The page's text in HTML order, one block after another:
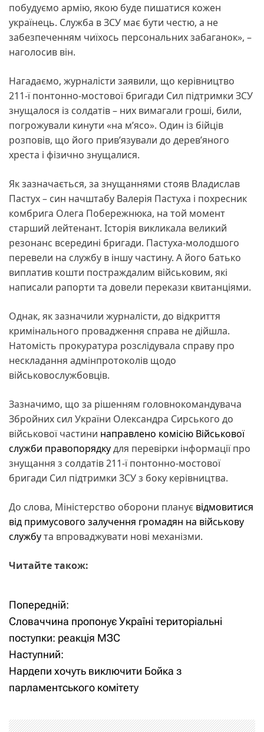
побудуємо армію, якою буде пишатися кожен
українець. Служба в ЗСУ має бути честю, а не
забезпеченням чиїхось персональних забаганок», –
наголосив він.
Нагадаємо, журналісти заявили, що керівництво
211-ї понтонно-мостової бригади Сил підтримки ЗСУ
знущалося із солдатів – них вимагали гроші, били,
погрожували кинути «на м’ясо». Один із бійців
розповів, що його прив’язували до дерев’яного
хреста і фізично знущалися.
Як зазначається, за знущаннями стояв Владислав
Пастух – син начштабу Валерія Пастуха і похресник
комбрига Олега Побережнюка, на той момент
старший лейтенант. Історія викликала великий
резонанс всередині бригади. Пастуха-молодшого
перевели на службу в іншу частину. А його батько
виплатив кошти постраждалим військовим, які
написали рапорти та довели перекази квитанціями.
Однак, як зазначили журналісти, до відкриття
кримінального провадження справа не дійшла.
Натомість прокуратура розслідувала справу про
нескладання адмінпротоколів щодо
військовослужбовців.
Зазначимо, що за рішенням головнокомандувача
Збройних сил України Олександра Сирського до
військової частини направлено комісію Військової
служби правопорядкудля перевірки інформації про
знущання з солдатів 211-ї понтонно-мостової
бригади Сил підтримки ЗСУ з боку керівництва.
До слова, Міністерство оборони планує відмовитися
від примусового залучення громадян на військову
службута впроваджувати нові механізми.
Читайте також:
Н
а
в
і
Попередній:
Словаччина пропонує Україні територіальні
поступки: реакція МЗС
Наступний:
Нардепи хочуть виключити Бойка з
парламентського комітету